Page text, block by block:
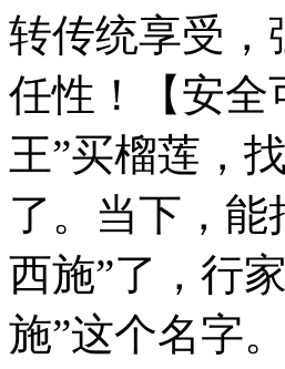
转传统享受，
任性！【安全
王”买榴莲，
了。当下，能
西施”了，行
施”这个名字